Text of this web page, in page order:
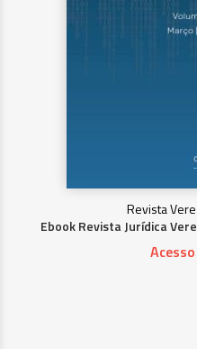
Revista
Ebook Revista Jurídica